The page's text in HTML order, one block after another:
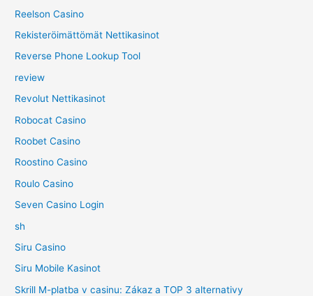
Reelson Casino
Rekisteröimättömät Nettikasinot
Reverse Phone Lookup Tool
review
Revolut Nettikasinot
Robocat Casino
Roobet Casino
Roostino Casino
Roulo Casino
Seven Casino Login
sh
Siru Casino
Siru Mobile Kasinot
Skrill M-platba v casinu: Zákaz a TOP 3 alternativy